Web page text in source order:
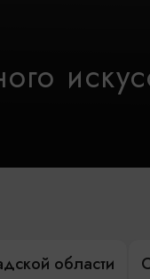
области